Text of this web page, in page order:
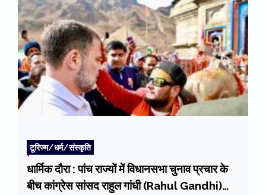
टूरिज्म/धर्म/संस्कृति
धार्मिक दौरा : पांच राज्यों में विधानसभा चुनाव प्रचार के
बीच कांग्रेस सांसद राहुल गांधी (Rahul Gandhi)